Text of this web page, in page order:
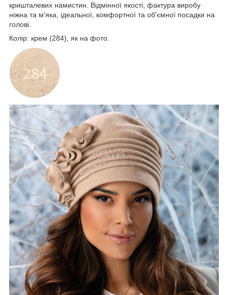
кришталевих намистин. Відмінної якості, фактура виробу
ніжна та м'яка, ідеальної, комфортної та об'ємної посадки на
голові.
Колір: крем (284), як на фото.